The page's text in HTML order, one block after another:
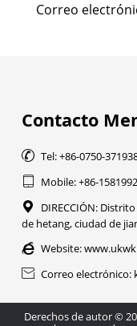
Correo
Contacto
 Tel: +86-0750-
 Mobile: +86-

DIRECCIÓN:
de hetang, ciudad de
 Website:
 Correo electrónico:
Derechos de autor ©